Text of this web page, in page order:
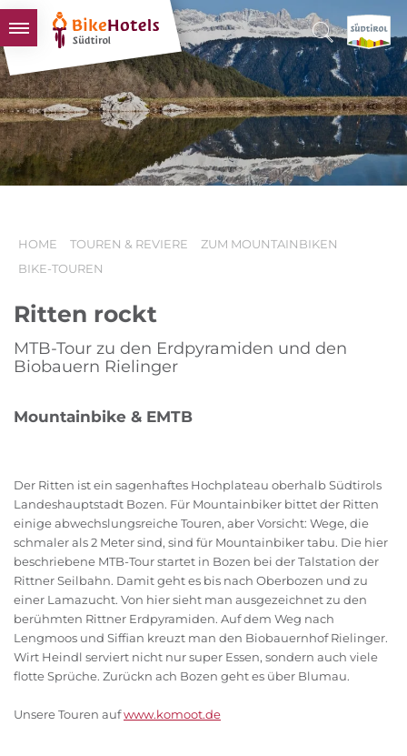
BIKEHOTELS
HOTELS & PAKETE
TOUREN & REVIERE
SÜDTIROL & WIR
HOME TOUREN & REVIERE
ZUM MOUNTAINBIKEN
BIKE-TOUREN
Ritten rockt
MTB-Tour zu den Erdpyramiden und den
Biobauern Rielinger
Mountainbike & EMTB
Der Ritten ist ein sagenhaftes Hochplateau oberhalb Südtirols
Landeshauptstadt Bozen. Für Mountainbiker bittet der Ritten
einige abwechslungsreiche Touren, aber Vorsicht: Wege, die
schmaler als 2 Meter sind, sind für Mountainbiker tabu. Die hier
beschriebene MTB-Tour startet in Bozen bei der Talstation der
Rittner Seilbahn. Damit geht es bis nach Oberbozen und zu
einer Lamazucht. Von hier sieht man ausgezeichnet zu den
berühmten Rittner Erdpyramiden. Auf dem Weg nach
Lengmoos und Siffian kreuzt man den Biobauernhof Rielinger.
Wirt Heindl serviert nicht nur super Essen, sondern auch viele
flotte Sprüche. Zurückn ach Bozen geht es über Blumau.
Unsere Touren aufwww.komoot.de